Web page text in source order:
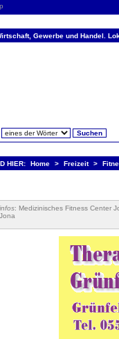
Gewerbe und Handel.
HIER: Home > Freizeit >
: Medizinisches Fitness Center